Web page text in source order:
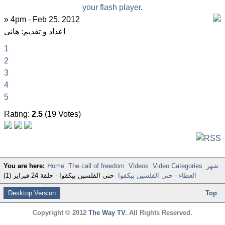
your flash player.
» 4pm - Feb 25, 2012
اعداد و تقديم: هانى
1
2
3
4
5
Rating: 2.5 (19 Votes)
You are here: Home The call of freedom Videos Video Categories
شهر
العطاء - حتى الفلسين بيكفوا
حتى الفلسين بيكفوا - حلقة 24 فبراير (1)
Desktop Version Top
Copyright © 2012 The Way TV. All Rights Reserved.